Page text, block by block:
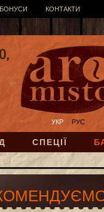
КОНТАКТИ
СПЕЦІЇ
УКР РУС